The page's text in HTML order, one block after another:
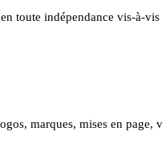
toute indépendance vis-à-
marques, mises en page,